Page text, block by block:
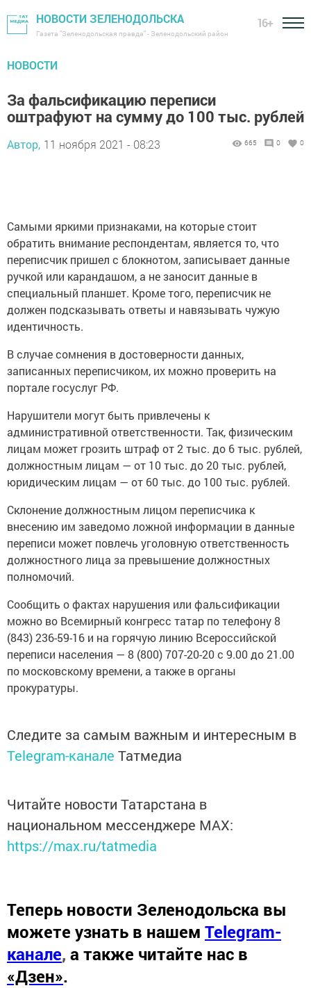
НОВОСТИ ЗЕЛЕНОДОЛЬСКА
Газета "Зеленодольская правда" - Зеленодольский район
16+
НОВОСТИ
За фальсификацию переписи
оштрафуют на сумму до 100 тыс. рублей
Автор, 11 ноября 2021 - 08:23 665 0 0
Самыми яркими признаками, на которые стоит
обратить внимание респондентам, является то, что
переписчик пришел с блокнотом, записывает данные
ручкой или карандашом, а не заносит данные в
специальный планшет. Кроме того, переписчик не
должен подсказывать ответы и навязывать чужую
идентичность.
В случае сомнения в достоверности данных,
записанных переписчиком, их можно проверить на
портале госуслуг РФ.
Нарушители могут быть привлечены к
административной ответственности. Так, физическим
лицам может грозить штраф от 2 тыс. до 6 тыс. рублей,
должностным лицам — от 10 тыс. до 20 тыс. рублей,
юридическим лицам — от 60 тыс. до 100 тыс. рублей.
Склонение должностным лицом переписчика к
внесению им заведомо ложной информации в данные
переписи может повлечь уголовную ответственность
должностного лица за превышение должностных
полномочий.
Сообщить о фактах нарушения или фальсификации
можно во Всемирный конгресс татар по телефону 8
(843) 236-59-16 и на горячую линию Всероссийской
переписи населения — 8 (800) 707-20-20 с 9.00 до 21.00
по московскому времени, а также в органы
прокуратуры.
Следите за самым важным и интересным в
Telegram-канале Татмедиа
Читайте новости Татарстана в
национальном мессенджере MАХ:
https://max.ru/tatmedia
Теперь новости Зеленодольска вы
можете узнать в нашем Telegram-
канале, а также читайте нас в
«Дзен».